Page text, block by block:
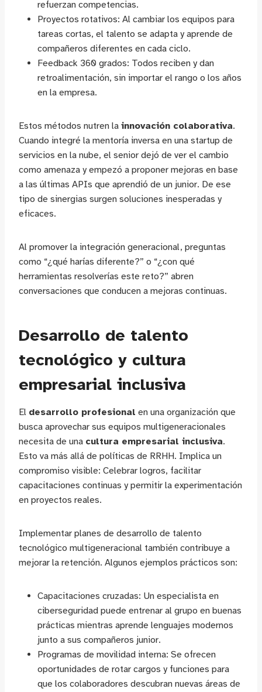
refuerzan competencias.
Proyectos rotativos: Al cambiar los equipos para
tareas cortas, el talento se adapta y aprende de
compañeros diferentes en cada ciclo.
Feedback 360 grados: Todos reciben y dan
retroalimentación, sin importar el rango o los años
en la empresa.
Estos métodos nutren la innovación colaborativa.
Cuando integré la mentoría inversa en una startup de
servicios en la nube, el senior dejó de ver el cambio
como amenaza y empezó a proponer mejoras en base
a las últimas APIs que aprendió de un junior. De ese
tipo de sinergias surgen soluciones inesperadas y
eficaces.
Al promover la integración generacional, preguntas
como “¿qué harías diferente?” o “¿con qué
herramientas resolverías este reto?” abren
conversaciones que conducen a mejoras continuas.
Desarrollo de talento
tecnológico y cultura
empresarial inclusiva
El desarrollo profesional en una organización que
busca aprovechar sus equipos multigeneracionales
necesita de una cultura empresarial inclusiva.
Esto va más allá de políticas de RRHH. Implica un
compromiso visible: Celebrar logros, facilitar
capacitaciones continuas y permitir la experimentación
en proyectos reales.
Implementar planes de desarrollo de talento
tecnológico multigeneracional también contribuye a
mejorar la retención. Algunos ejemplos prácticos son:
Capacitaciones cruzadas: Un especialista en
ciberseguridad puede entrenar al grupo en buenas
prácticas mientras aprende lenguajes modernos
junto a sus compañeros junior.
Programas de movilidad interna: Se ofrecen
oportunidades de rotar cargos y funciones para
que los colaboradores descubran nuevas áreas de